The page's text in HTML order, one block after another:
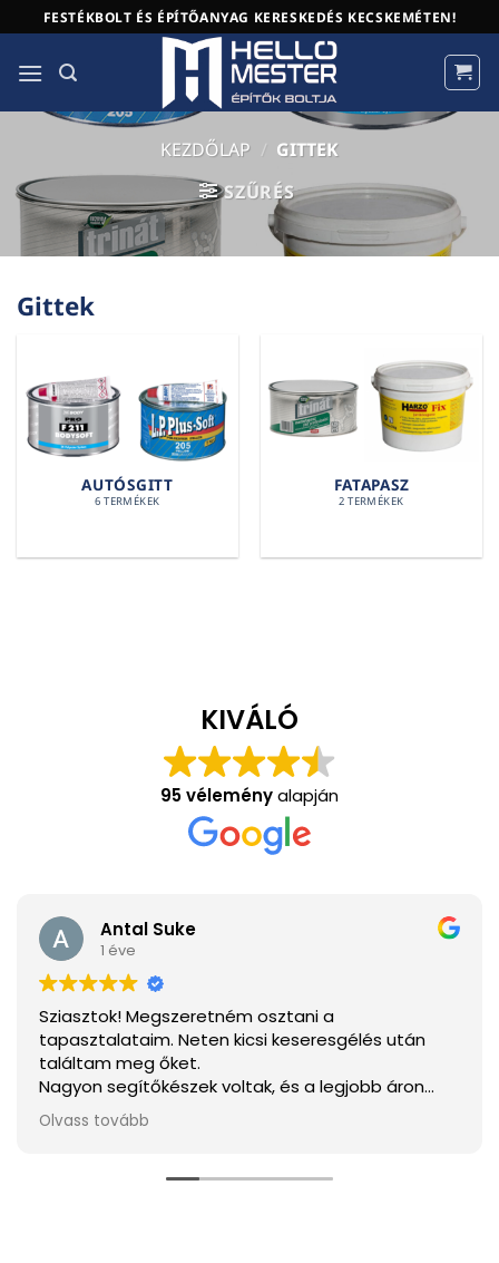
to
content
FESTÉKBOLT ÉS ÉPÍTŐANYAG KERESKEDÉS KECSKEMÉTEN!
KEZDŐLAP / GITTEK
SZŰRÉS
Gittek
AUTÓSGITT
6 TERMÉKEK
FATAPASZ
2 TERMÉKEK
KIVÁLÓ
95 véleményalapján
Antal Suke
1 éve
Sziasztok! Megszeretném osztani a
tapasztalataim. Neten kicsi keseresgélés után
találtam meg őket.
Nagyon segítőkészek voltak, és a legjobb áron
tudtam megvenni mindent.
Ha elakarjátok kerülni a csalódást a legjobb
Olvass tovább